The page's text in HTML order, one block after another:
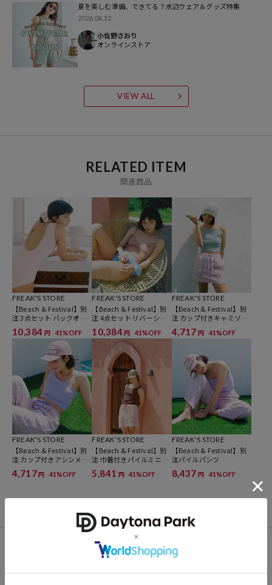
●ハイウエストパンツは折り返してアレンジもでき、バランスを変え
て着用可能です
●同素材のファスナー付きシュシュと巾着バッグが付き、長袖トップ
スとショーツの嬉しい4点セット
定はございませんが、上記を目安としております。
※体型や着用感のお好みによりフィット感は異なります。ノンワイヤ
ー仕様のため、カップサイズは目安となります。
・ポーチサイズ
21cm×20cm×11.5cm
・シュシュサイズ
長さ18cm
同シリーズ水着ラインナップ
1113248903385/別注 バックオープンウエストギャザーワンピース
1119248900047/別注 2WAY カシュクール配色セットアップ
1119248900048/別注リバーシブルレースアップセパレート
※掲載画像の商品の色味は、屋外や屋内の光の照射や角度により実物
と色味が異なる場合がざいます。また表示のサイズ感と実物は若干異
なる場合もございますので、予めご了承ください。
※着用、お取り扱いの際は、商品についている品質表示とアテンショ
※衛生上の理由により、本商品は返品の対象外です。
夏を楽しむ準備、できてる？水辺ウェア＆グッズ特集
2026.06.12
小佐野さおり
オンラインストア
VIEW ALL
RELATED ITEM
関連商品
FREAK'S STORE
【Beach & Festival】別
注 3点セット バックオー
プンウエストギャザーワ
ンピース ＜巾着バッグ＆
シュシュ付き＞
10,384 円 41%OFF
FREAK'S STORE
【Beach & Festival】別
注 4点セット リバーシブ
ルレースアップセパレー
ト<巾着バッグ・シュシュ
10,384 円 41%OFF
FREAK'S STORE
【Beach & Festival】別
注 カップ付きキャミソー
ル<水陸両用>
4,717 円 41%OFF
FREAK'S STORE
【Beach & Festival】別
注 カップ付きアシンメト
リーキャミソール<水陸両
用>
4,717円 41%OFF
FREAK'S STORE
【Beach & Festival】別
注 巾着付きパイルミニス
カート
5,841 円 41%OFF
FREAK'S STORE
【Beach & Festival】別
注パイルパンツ
8,437 円 41%OFF
FOR YOU
あなたにおすすめのアイテム